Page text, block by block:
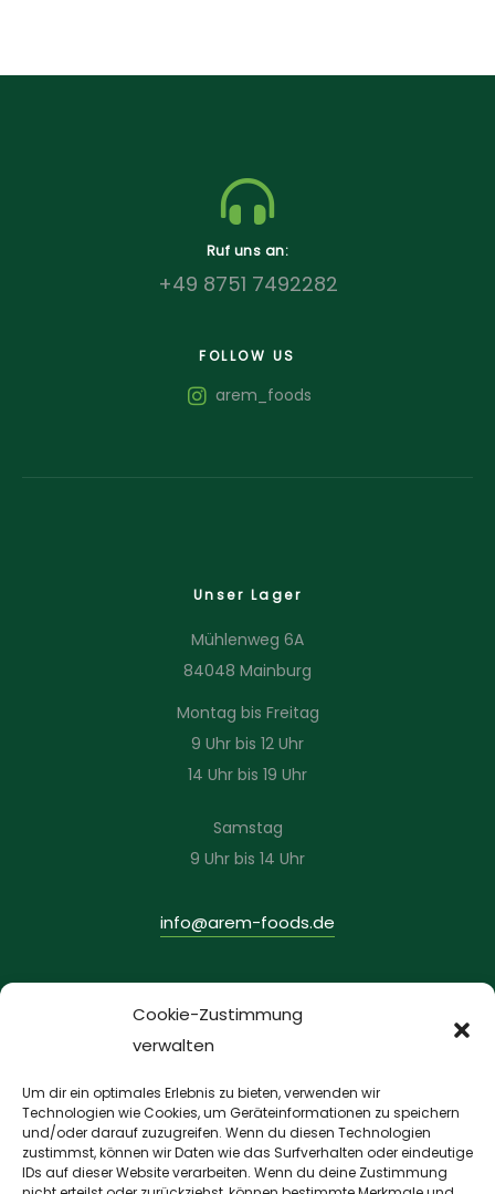
Cookie-Zustimmung
verwalten
Um dir ein optimales Erlebnis zu bieten, verwenden wir
Technologien wie Cookies, um Geräteinformationen zu speichern
und/oder darauf zuzugreifen. Wenn du diesen Technologien
zustimmst, können wir Daten wie das Surfverhalten oder eindeutige
IDs auf dieser Website verarbeiten. Wenn du deine Zustimmung
Ruf uns an:
+49 8751 7492282
FOLLOW US
arem_foods
Unser Lager
Mühlenweg 6A
84048 Mainburg
Montag bis Freitag
9 Uhr bis 12 Uhr
14 Uhr bis 19 Uhr
Samstag
9 Uhr bis 14 Uhr
info@arem-foods.de
Datenschutzerklärung
AGBs
Versandarten
Widerrufsbelehrung